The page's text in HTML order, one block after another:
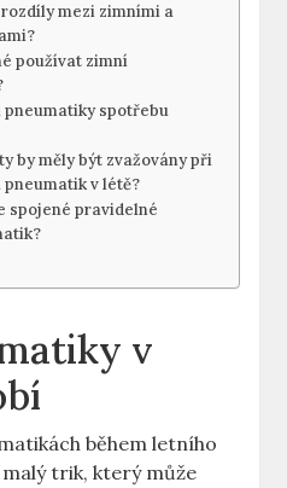
mezi zimními a
používat zimní
spotřebu
by měly být zvažovány při
v létě?
spojené pravidelné
v
během letního
trik, který může